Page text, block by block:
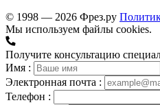
© 1998 — 2026 Фрез.ру
Мы используем файлы cookies.
Получите консультацию
Имя :
Электронная почта :
Телефон :